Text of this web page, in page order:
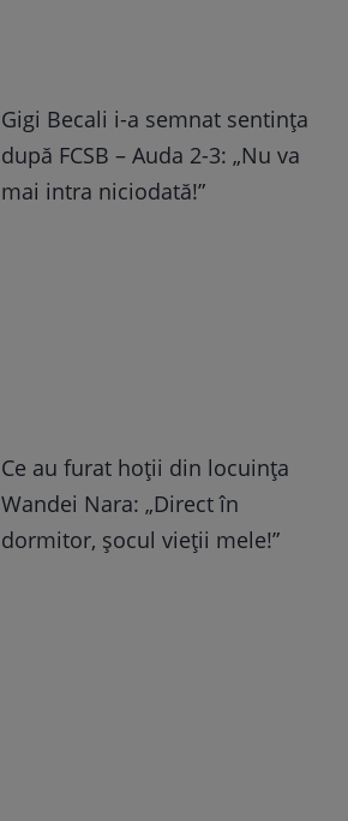
Gigi Becali i-a semnat sentința
după FCSB – Auda 2-3: „Nu va
mai intra niciodată!”
Ce au furat hoții din locuința
Wandei Nara: „Direct în
dormitor, șocul vieții mele!”